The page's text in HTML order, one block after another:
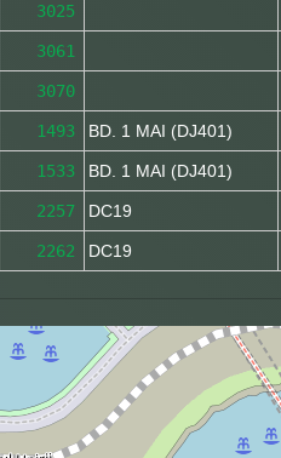
3025
3061
3070
1493 BD. 1 MAI (DJ401)
1533 BD. 1 MAI (DJ401)
2257 DC19
2262 DC19